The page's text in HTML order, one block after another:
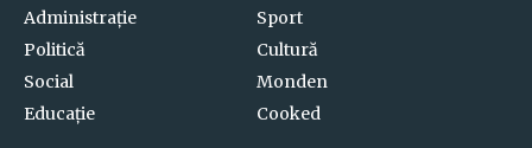
Administrație
Politică
Social
Educație
Sport
Cultură
Monden
Cooked